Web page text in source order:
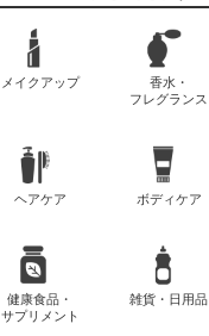
メイクアップ
香水・
フレグランス
ヘアケア ボディケア
健康食品・
サプリメント
雑貨・日用品